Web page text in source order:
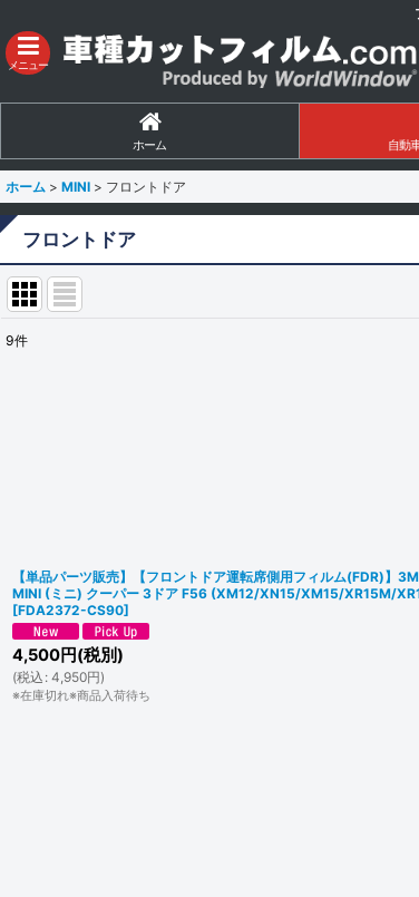
メニュー
ホーム 自動
ホーム > MINI > フロントドア
フロントドア
9件
【単品パーツ販売】【フロントドア運転席側用フィルム(FDR)】
MINI (ミニ) クーパー 3ドア F56 (XM12/XN15/XM15/XR15M/
[FDA2372-CS90]
4,500円(税別)
(税込 : 4,950円)
※在庫切れ※商品入荷待ち